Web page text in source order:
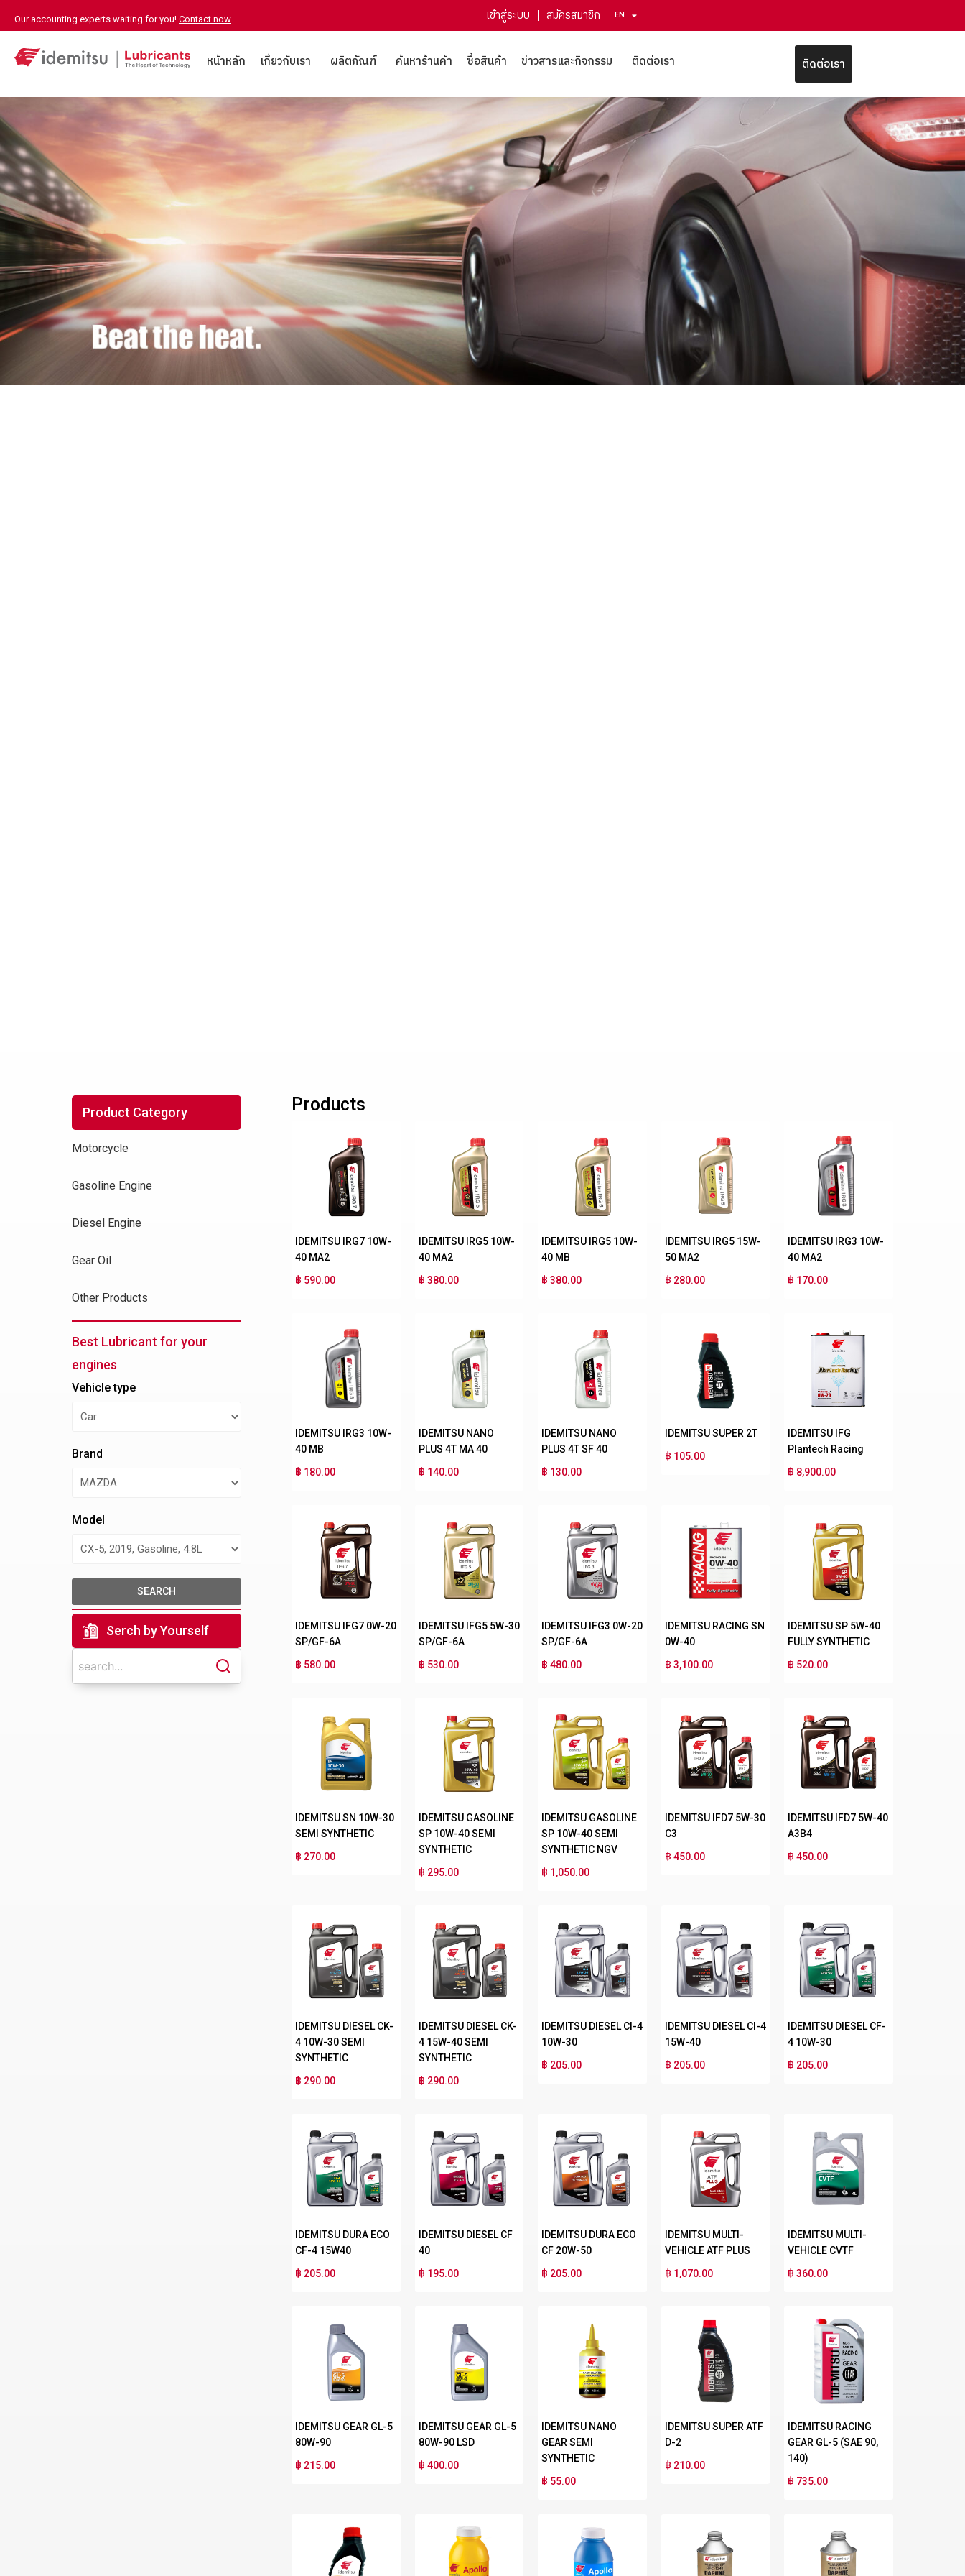
Our accounting experts waiting for you! Contact now เข้าสู่ระบบ สมัครสมาชิก EN
ZH
หน้าหลัก เกี่ยวกับเรา ผลิตภัณฑ์ ค้นหาร้านค้า ซื้อสินค้า ข่าวสารและกิจกรรม ติดต่อเรา ติดต่อเรา
Product Category
Motorcycle
Gasoline Engine
Diesel Engine
Gear Oil
Other Products
Best Lubricant for your
engines
Vehicle type
Brand
Model
SEARCH
Serch by Yourself
Products
IDEMITSU IRG7 10W-
40 MA2
฿ 590.00
IDEMITSU IRG5 10W-
40 MA2
฿ 380.00
IDEMITSU IRG5 10W-
40 MB
฿ 380.00
IDEMITSU IRG5 15W-
50 MA2
฿ 280.00
IDEMITSU IRG3 10W-
40 MA2
฿ 170.00
IDEMITSU IRG3 10W-
40 MB
฿ 180.00
IDEMITSU NANO
PLUS 4T MA 40
฿ 140.00
IDEMITSU NANO
PLUS 4T SF 40
฿ 130.00
IDEMITSU SUPER 2T
฿ 105.00
IDEMITSU IFG
Plantech Racing
฿ 8,900.00
IDEMITSU IFG7 0W-20
SP/GF-6A
฿ 580.00
IDEMITSU IFG5 5W-30
SP/GF-6A
฿ 530.00
IDEMITSU IFG3 0W-20
SP/GF-6A
฿ 480.00
IDEMITSU RACING SN
0W-40
฿ 3,100.00
IDEMITSU SP 5W-40
FULLY SYNTHETIC
฿ 520.00
IDEMITSU SN 10W-30
SEMI SYNTHETIC
฿ 270.00
IDEMITSU GASOLINE
SP 10W-40 SEMI
SYNTHETIC
฿ 295.00
IDEMITSU GASOLINE
SP 10W-40 SEMI
SYNTHETIC NGV
฿ 1,050.00
IDEMITSU IFD7 5W-30
C3
฿ 450.00
IDEMITSU IFD7 5W-40
A3B4
฿ 450.00
IDEMITSU DIESEL CK-
4 10W-30 SEMI
SYNTHETIC
฿ 290.00
IDEMITSU DIESEL CK-
4 15W-40 SEMI
SYNTHETIC
฿ 290.00
IDEMITSU DIESEL CI-4
10W-30
฿ 205.00
IDEMITSU DIESEL CI-4
15W-40
฿ 205.00
IDEMITSU DIESEL CF-
4 10W-30
฿ 205.00
IDEMITSU DURA ECO
CF-4 15W40
฿ 205.00
IDEMITSU DIESEL CF
40
฿ 195.00
IDEMITSU DURA ECO
CF 20W-50
฿ 205.00
IDEMITSU MULTI-
VEHICLE ATF PLUS
฿ 1,070.00
IDEMITSU MULTI-
VEHICLE CVTF
฿ 360.00
IDEMITSU GEAR GL-5
80W-90
฿ 215.00
IDEMITSU GEAR GL-5
80W-90 LSD
฿ 400.00
IDEMITSU NANO
GEAR SEMI
SYNTHETIC
฿ 55.00
IDEMITSU SUPER ATF
D-2
฿ 210.00
IDEMITSU RACING
GEAR GL-5 (SAE 90,
140)
฿ 735.00